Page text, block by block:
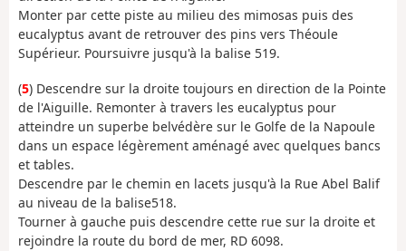
Monter par cette piste au milieu des mimosas puis des
eucalyptus avant de retrouver des pins vers Théoule
Supérieur. Poursuivre jusqu'à la balise 519.
(5) Descendre sur la droite toujours en direction de la Pointe
de l'Aiguille. Remonter à travers les eucalyptus pour
atteindre un superbe belvédère sur le Golfe de la Napoule
dans un espace légèrement aménagé avec quelques bancs
et tables.
Descendre par le chemin en lacets jusqu'à la Rue Abel Balif
au niveau de la balise518.
Tourner à gauche puis descendre cette rue sur la droite et
rejoindre la route du bord de mer, RD 6098.